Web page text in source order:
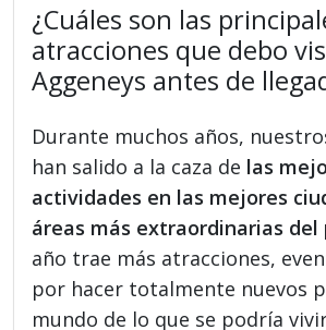
¿Cuáles son las
atracciones que debo
Aggeneys antes de
Durante muchos años,
han salido a la caza de las
actividades en las mejores
áreas más extraordinarias del
año trae más atracciones,
por hacer totalmente nuevos
mundo de lo que se podría